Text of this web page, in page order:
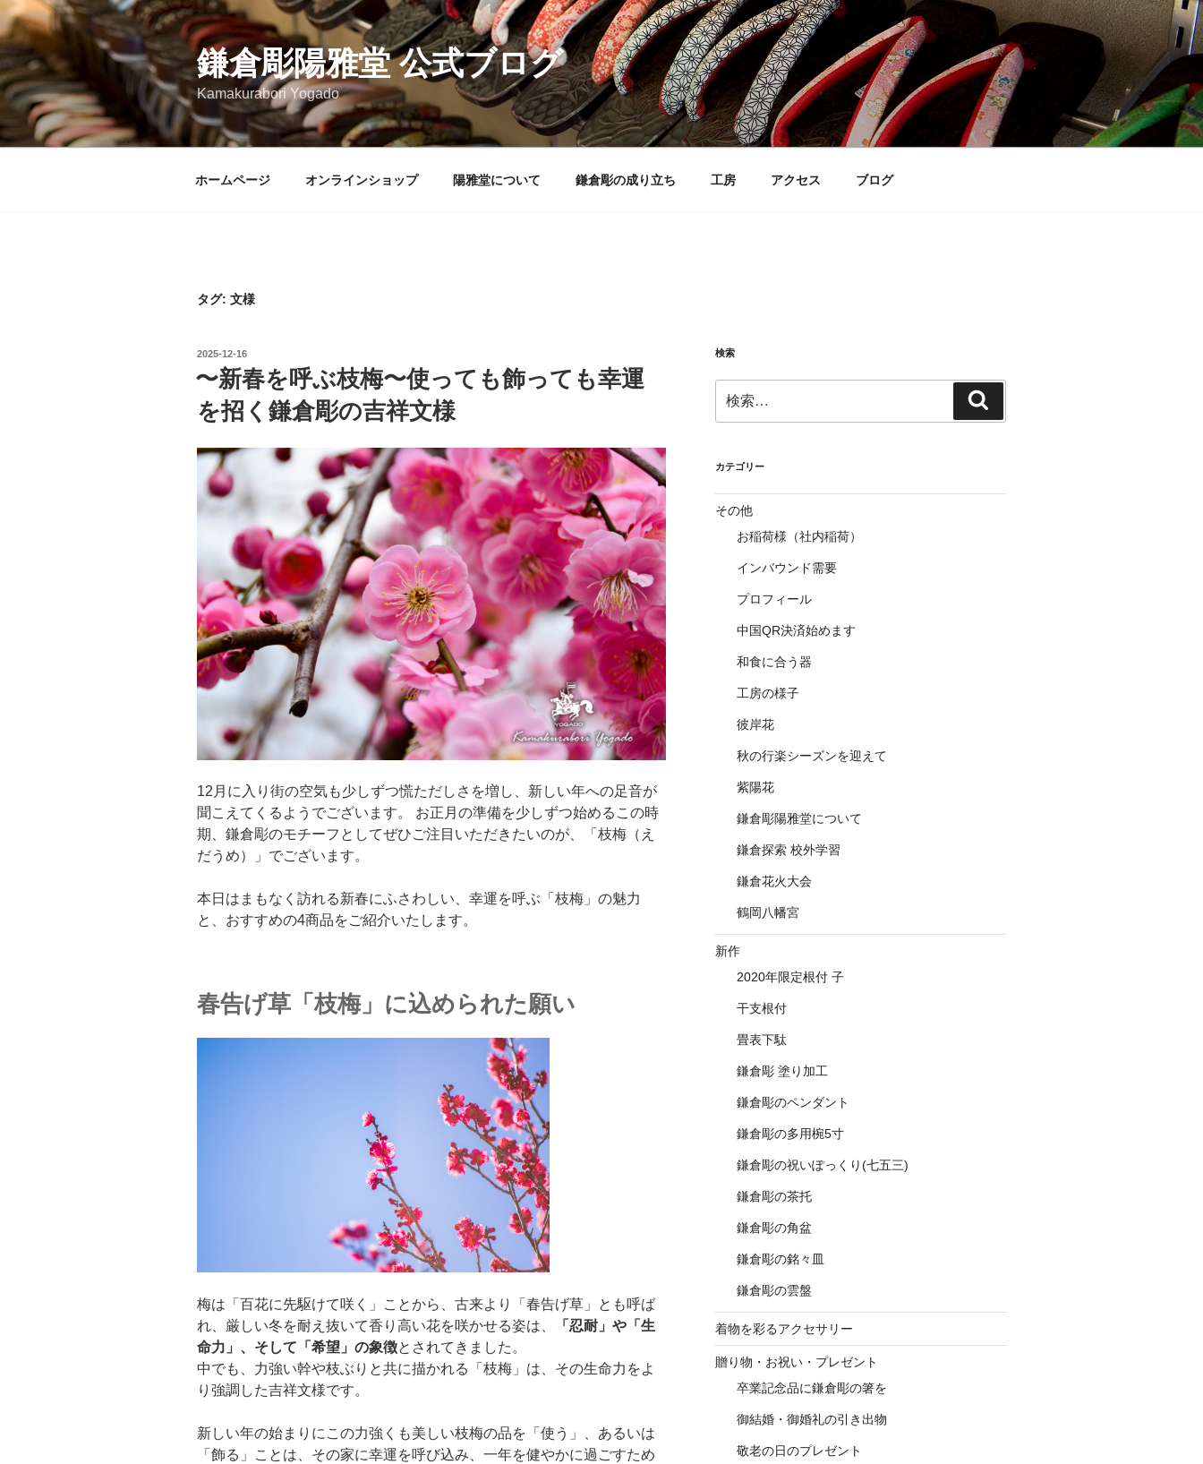
コ
ン
ン
ツ
へ
ス
鎌倉彫陽雅堂 公式ブログ
Kamakurabori Yogado
ホームページ オンラインショップ 陽雅堂について 鎌倉彫の成り立ち 工房 アクセス ブログ
タグ: 文様
投
日:
2025-12-16
〜新春を呼ぶ枝梅〜使っても飾っても幸運
を招く鎌倉彫の吉祥文様
12月に入り街の空気も少しずつ慌ただしさを増し、新しい年への足音が
聞こえてくるようでございます。 お正月の準備を少しずつ始めるこの時
期、鎌倉彫のモチーフとしてぜひご注目いただきたいのが、「枝梅（え
だうめ）」でございます。
本日はまもなく訪れる新春にふさわしい、幸運を呼ぶ「枝梅」の魅力
と、おすすめの4商品をご紹介いたします。
春告げ草「枝梅」に込められた願い
梅は「百花に先駆けて咲く」ことから、古来より「春告げ草」とも呼ば
れ、厳しい冬を耐え抜いて香り高い花を咲かせる姿は、
「忍耐」や「生
命力」、そして「希望」の象徴とされてきました。
中でも、力強い幹や枝ぶりと共に描かれる「枝梅」は、その生命力をよ
り強調した吉祥文様です。
新しい年の始まりにこの力強くも美しい枝梅の品を「使う」、あるいは
「飾る」ことは、その家に幸運を呼び込み、一年を健やかに過ごすため
検索
索:
索
カテゴリー
その他
お稲荷様（社内稲荷）
インバウンド需要
プロフィール
中国QR決済始めます
和食に合う器
工房の様子
彼岸花
秋の行楽シーズンを迎えて
紫陽花
鎌倉彫陽雅堂について
鎌倉探索 校外学習
鎌倉花火大会
鶴岡八幡宮
新作
2020年限定根付 子
干支根付
畳表下駄
鎌倉彫 塗り加工
鎌倉彫のペンダント
鎌倉彫の多用椀5寸
鎌倉彫の祝いぽっくり(七五三)
鎌倉彫の茶托
鎌倉彫の角盆
鎌倉彫の銘々皿
鎌倉彫の雲盤
着物を彩るアクセサリー
贈り物・お祝い・プレゼント
卒業記念品に鎌倉彫の箸を
御結婚・御婚礼の引き出物
敬老の日のプレゼント